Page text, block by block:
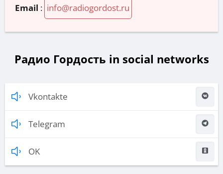
Email : info@radiogordost.ru
Радио Гордость in social networks
Vkontakte
Telegram
OK